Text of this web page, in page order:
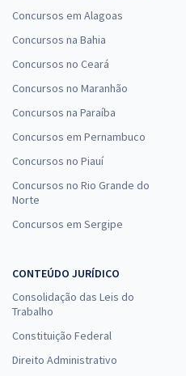
Concursos em Alagoas
Concursos na Bahia
Concursos no Ceará
Concursos no Maranhão
Concursos na Paraíba
Concursos em Pernambuco
Concursos no Piauí
Concursos no Rio Grande do
Norte
Concursos em Sergipe
CONTEÚDO JURÍDICO
Consolidação das Leis do
Trabalho
Constituição Federal
Direito Administrativo